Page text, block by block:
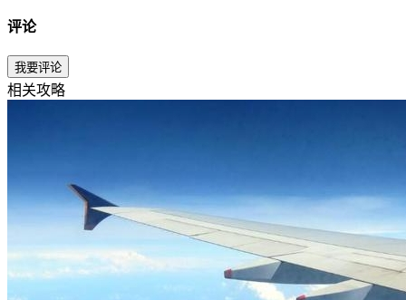
评论
我要评论
相关攻略